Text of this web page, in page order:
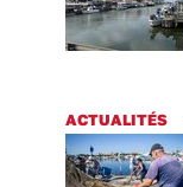
ACTUALITÉS